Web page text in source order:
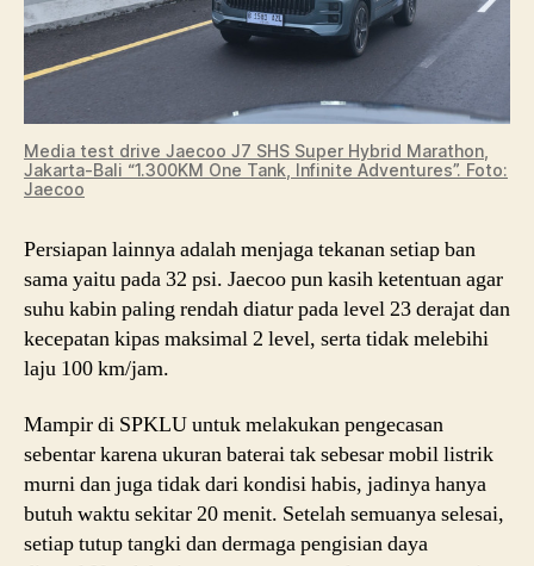
Media test drive Jaecoo J7 SHS Super Hybrid Marathon,
Jakarta-Bali “1.300KM One Tank, Infinite Adventures”. Foto:
Jaecoo
Persiapan lainnya adalah menjaga tekanan setiap ban
sama yaitu pada 32 psi. Jaecoo pun kasih ketentuan agar
suhu kabin paling rendah diatur pada level 23 derajat dan
kecepatan kipas maksimal 2 level, serta tidak melebihi
laju 100 km/jam.
Mampir di SPKLU untuk melakukan pengecasan
sebentar karena ukuran baterai tak sebesar mobil listrik
murni dan juga tidak dari kondisi habis, jadinya hanya
butuh waktu sekitar 20 menit. Setelah semuanya selesai,
setiap tutup tangki dan dermaga pengisian daya